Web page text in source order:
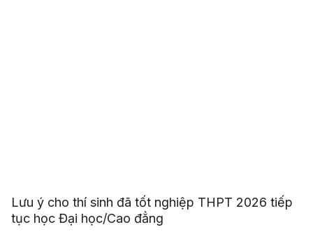
Lưu ý cho thí sinh đã tốt nghiệp THPT 2026 tiếp
tục học Đại học/Cao đẳng